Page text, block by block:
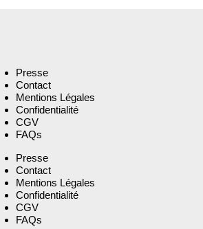
Presse
Contact
Mentions Légales
Confidentialité
CGV
FAQs
Presse
Contact
Mentions Légales
Confidentialité
CGV
FAQs